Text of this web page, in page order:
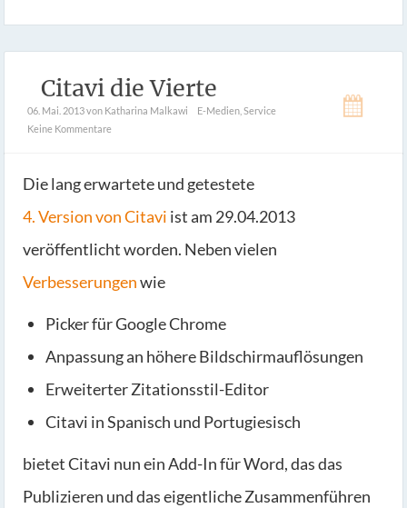
Citavi die Vierte
06. Mai. 2013von Katharina Malkawi E-Medien Service
Keine Kommentare
Die lang erwartete und getestete
4. Version von Citavi ist am 29.04.2013
veröffentlicht worden. Neben vielen
Verbesserungenwie
Picker für Google Chrome
Anpassung an höhere Bildschirmauflösungen
Erweiterter Zitationsstil-Editor
Citavi in Spanisch und Portugiesisch
bietet Citavi nun ein Add-In für Word, das das
Publizieren und das eigentliche Zusammenführen